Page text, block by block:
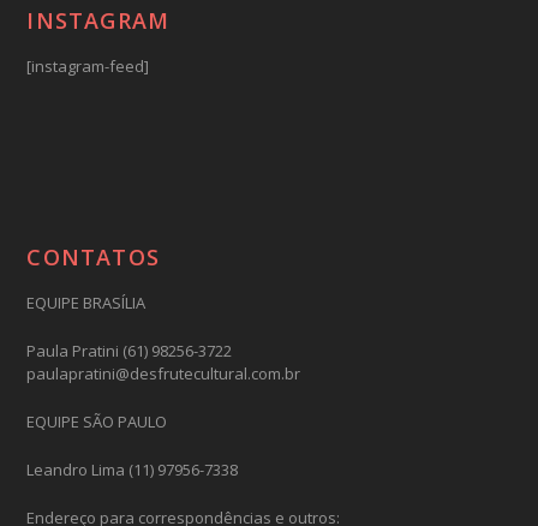
INSTAGRAM
[instagram-feed]
CONTATOS
EQUIPE BRASÍLIA
Paula Pratini (61) 98256-3722
paulapratini@desfrutecultural.com.br
EQUIPE SÃO PAULO
Leandro Lima (11) 97956-7338
Endereço para correspondências e outros: